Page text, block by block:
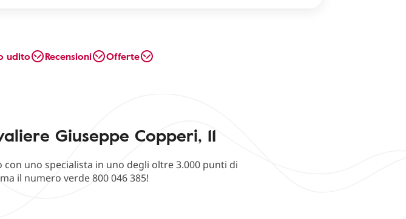
udito Recensioni Offerte
Giuseppe Copperi, 11
uno specialista in uno degli oltre 3.000 punti di
il numero verde 800 046 385!